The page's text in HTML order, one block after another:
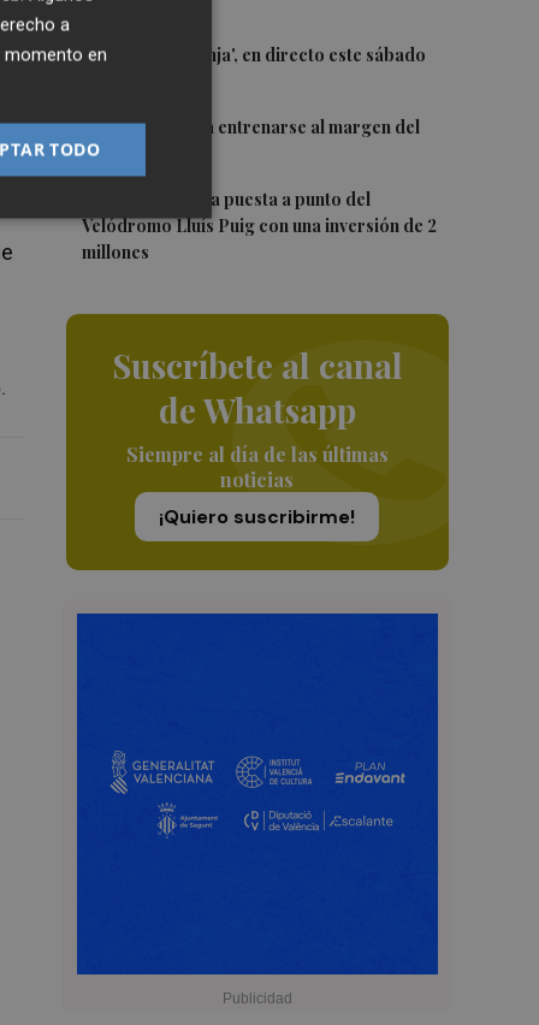
Trofeu Taronja
3 El 'Trofeu Taronja', en directo este sábado
4Almeida vuelve a entrenarse al margen del
grupo
València ultima la puesta a punto del
Velódromo Lluís Puig con una inversión de 2
millones
Suscríbete al canal
de Whatsapp
Siempre al día de las últimas
noticias
¡Quiero suscribirme!
a
momento en
TODO